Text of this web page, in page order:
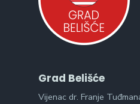
Grad Belišće
Vijenac dr. Franje